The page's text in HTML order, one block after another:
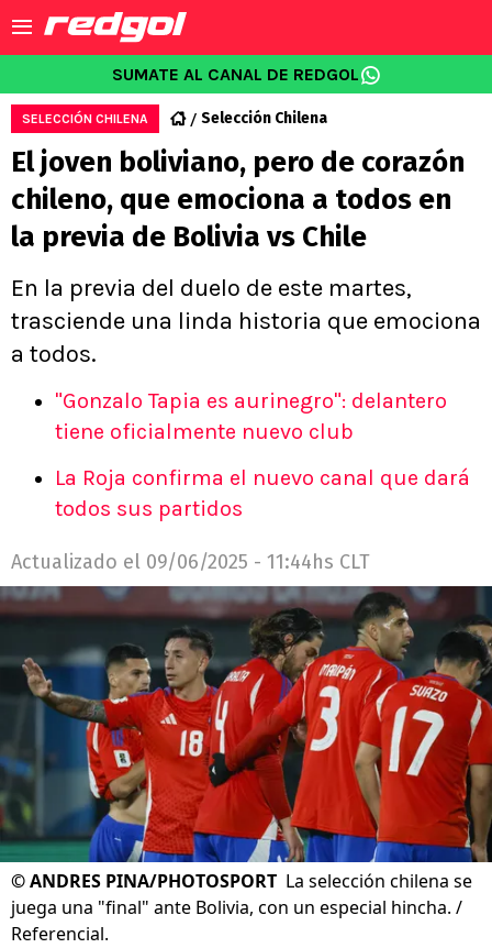
SUMATE AL CANAL DE REDGOL
SELECCIÓN CHILENA Selección Chilena
El joven boliviano, pero de corazón
chileno, que emociona a todos en
la previa de Bolivia vs Chile
En la previa del duelo de este martes,
trasciende una linda historia que emociona
a todos.
"Gonzalo Tapia es aurinegro": delantero
tiene oficialmente nuevo club
La Roja confirma el nuevo canal que dará
todos sus partidos
Actualizado el 09/06/2025 - 11:44hs CLT
©ANDRES PINA/PHOTOSPORT La selección chilena se
juega una "final" ante Bolivia, con un especial hincha. /
Referencial.